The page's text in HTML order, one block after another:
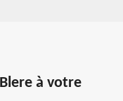
à votre